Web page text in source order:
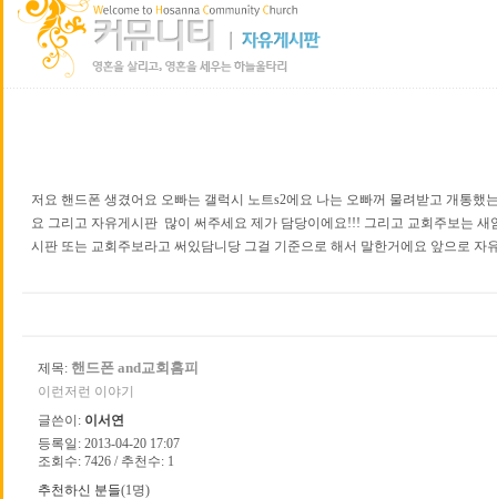
저요 핸드폰 생겼어요 오빠는 갤럭시 노트s2에요 나는 오빠꺼 물려받고 개통했
요 그리고 자유게시판 많이 써주세요 제가 담당이에요!!! 그리고 교회주보는
시판 또는 교회주보라고 써있담니당 그걸 기준으로 해서 말한거에요 앞으로 자
제목: 핸드폰 and교회홈피
이런저런 이야기
글쓴이: 이서연
등록일: 2013-04-20 17:07
조회수: 7426 / 추천수: 1
추천하신 분들(1명)